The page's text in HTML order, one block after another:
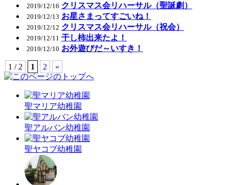
2019/12/16 クリスマス会リハーサル（聖誕劇）
2019/12/13 お星さまってすごいね！
2019/12/12 クリスマス会リハーサル（祝会）
2019/12/11 干し柿出来たよ！
2019/12/10 お外遊びだ～いすき！
1 / 2 1 2 »
聖マリア幼稚園
聖アルバン幼稚園
聖ヤコブ幼稚園